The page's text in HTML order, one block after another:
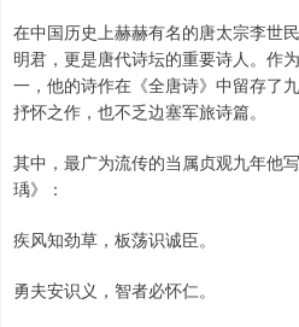
在中国历史上赫赫有名的唐太宗李世
明君，更是唐代诗坛的重要诗人。作
一，他的诗作在《全唐诗》中留存了
抒怀之作，也不乏边塞军旅诗篇。
其中，最广为流传的当属贞观九年他
瑀》：
疾风知劲草，板荡识诚臣。
勇夫安识义，智者必怀仁。